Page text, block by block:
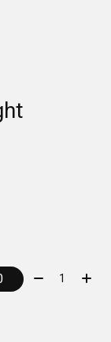
Aantal: